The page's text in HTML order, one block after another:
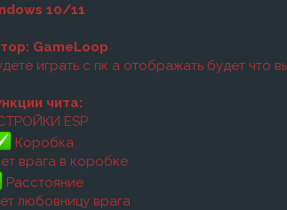
10/11
GameLoop
играть с пк а отображать будет что
чита:
ESP
Коробка
врага в коробке
Расстояние
любовницу врага